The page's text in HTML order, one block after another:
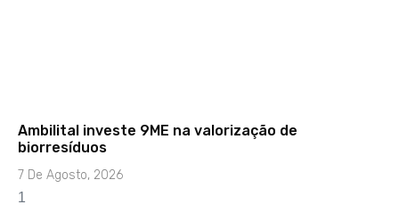
Ambilital investe 9ME na valorização de
biorresíduos
7 De Agosto, 2026